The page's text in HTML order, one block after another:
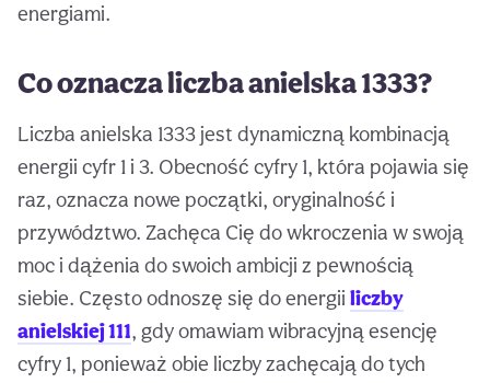
energiami.
Co oznacza liczba anielska 1333?
Liczba anielska 1333 jest dynamiczną kombinacją
energii cyfr 1 i 3. Obecność cyfry 1, która pojawia się
raz, oznacza nowe początki, oryginalność i
przywództwo. Zachęca Cię do wkroczenia w swoją
moc i dążenia do swoich ambicji z pewnością
siebie. Często odnoszę się do energii liczby
anielskiej 111, gdy omawiam wibracyjną esencję
cyfry 1, ponieważ obie liczby zachęcają do tych